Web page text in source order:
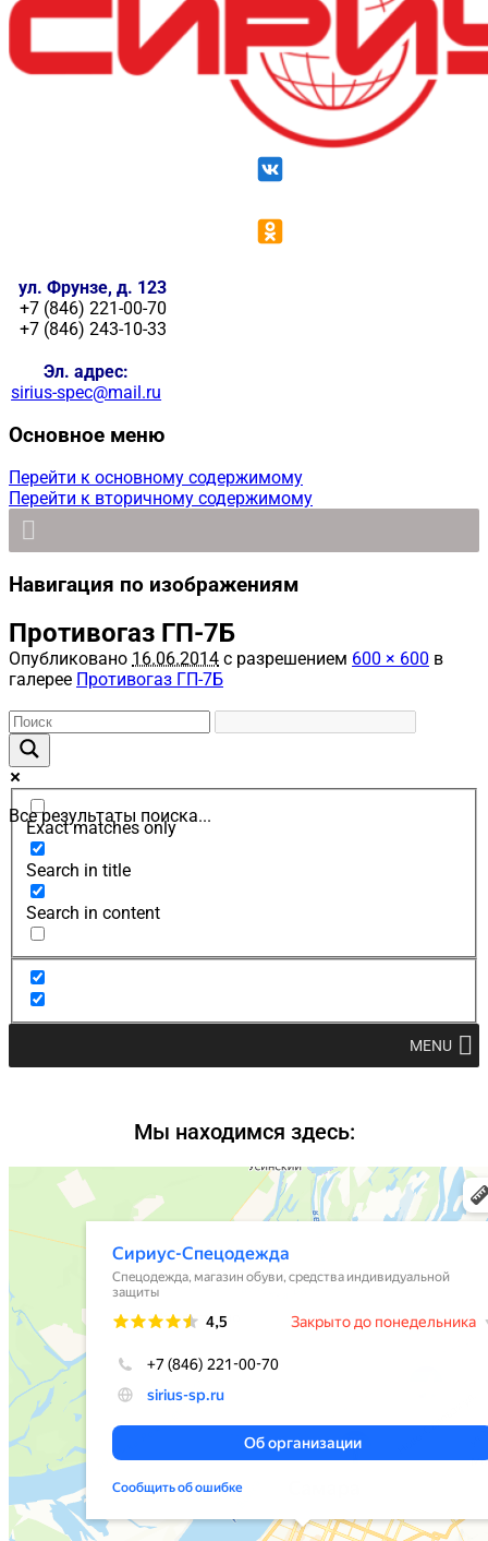
ул. Фрунзе, д. 123
+7 (846) 221-00-70
+7 (846) 243-10-33
Эл. адрес:
sirius-spec@mail.ru
Основное меню
Перейти к основному содержимому
Перейти к вторичному содержимому
Навигация по изображениям
Противогаз ГП-7Б
Опубликовано 16.06.2014 с разрешением 600 × 600 в
галерее Противогаз ГП-7Б
Все результаты поиска...
Exact matches only
Search in title
Search in content
MENU
Мы находимся здесь: